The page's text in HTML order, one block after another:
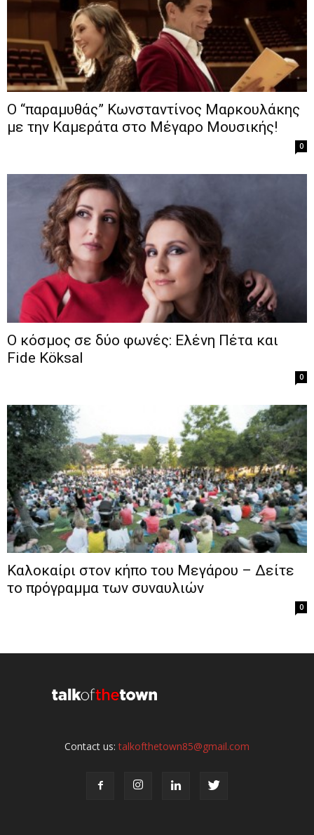
Ο “παραμυθάς” Κωνσταντίνος Μαρκουλάκης
με την Καμεράτα στο Μέγαρο Μουσικής!
0
O κόσμος σε δύο φωνές: Ελένη Πέτα και
Fide Köksal
0
Καλοκαίρι στον κήπο του Μεγάρου – Δείτε
το πρόγραμμα των συναυλιών
0
Contact us:talkofthetown85@gmail.com